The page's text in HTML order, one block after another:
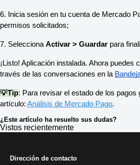
6. Inicia sesión en tu cuenta de Mercado
permisos solicitados;
7. Selecciona Activar > Guardar para
¡Listo! Aplicación instalada. Ahora puedes
través de las conversaciones en la
💡Tip: Para revisar el estado de los pagos
artículo: Análisis de Mercado Pago.
¿Este artículo ha resuelto sus dudas?
Vistos recientemente
Dirección de contacto